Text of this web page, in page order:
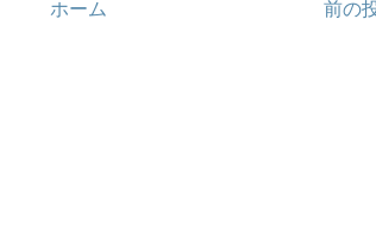
前の
ホーム